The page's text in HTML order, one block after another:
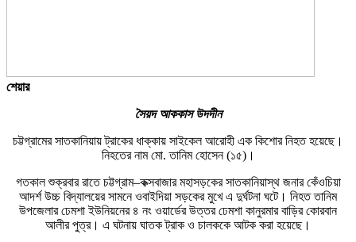
শেয়ার
সৈয়দ আককাস উদদীন
চট্টগ্রামের সাতকানিয়ায় ট্রাকের ধাক্কায় সাইকেল আরোহী এক কিশোর নিহত হয়েছে।
নিহতের নাম মো. তানিম হোসেন (১৫)।
গতকাল শুক্রবার রাতে চট্টগ্রাম–কক্সবাজার মহাসড়কের সাতকানিয়াস্থ জনার কেঁওচিয়া
আদর্শ উচ্চ বিদ্যালয়ের সামনে ওবাইদিয়া সড়কের মুখে এ দুর্ঘটনা ঘটে। নিহত তানিম
উপজেলার ঢেমশা ইউনিয়নের ৪ নং ওয়ার্ডের উত্তর ঢেমশা কানুরমার বাড়ির কোরবান
আলীর পুত্র। এ ঘটনায় ঘাতক ট্রাক ও চালককে আটক করা হয়েছে।